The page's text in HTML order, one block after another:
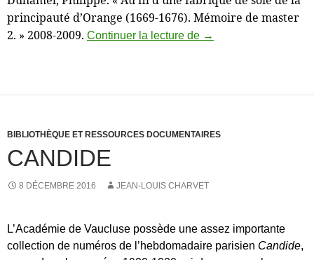
principauté d’Orange (1669-1676). Mémoire de master
2. » 2008-2009. Continuer la lecture de Manuscrits
→
BIBLIOTHÈQUE ET RESSOURCES DOCUMENTAIRES
CANDIDE
8 DÉCEMBRE 2016 JEAN-LOUIS CHARVET
L’Académie de Vaucluse possède une assez importante
collection de numéros de l’hebdomadaire parisien Candide,